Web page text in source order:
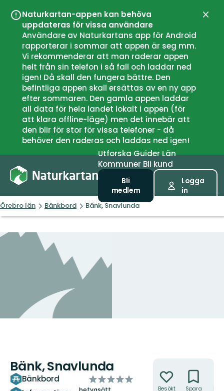
Naturkartan-appen kan behöva
uppdateras för vissa användare
Användare av Naturkartans app för Android
rapporterar i sommar att appen är seg mm.
Vi rekommenderar att man raderar appen
helt från sin telefon i så fall och laddar ned
igen! Då skall den fungera bättre. Den
befintliga appen skall ersättas av en ny app
efter sommaren. Den gamla appen laddar
all data för hela landet lokalt i appen (för
att klara offline-läge) men det innebär att
den blir för stor för vissa telefoner - då
behöver den raderas och laddas ned igen!
UtforskaGuiderLän
Kommuner Bli kund
Bli
medlem
Logga
in
Örebro län Bänkbord Bänk, Snavlunda
Bänk, Snavlunda
Bänkbord
av
Besökt Spara